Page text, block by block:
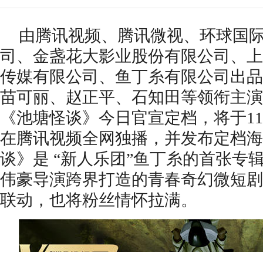
由腾讯视频、腾讯微视、环球国
司、金盏花大影业股份有限公司、
传媒有限公司、鱼丁糸有限公司出
苗可丽、赵正平、石知田等领衔主
《池塘怪谈》今日官宣定档，将于
在腾讯视频全网独播，并发布定档
谈》是 “新人乐团”鱼丁糸的首张专
伟豪导演跨界打造的青春奇幻微短
联动，也将粉丝情怀拉满。